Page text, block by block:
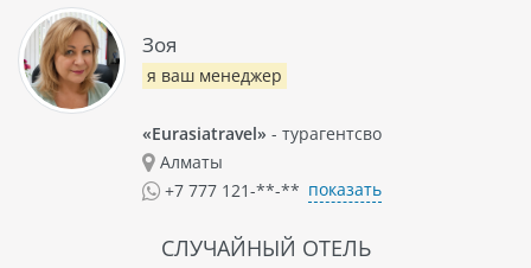
Зоя
я ваш менеджер
«Eurasiatravel» - турагентсво
Алматы
+7 777 121-**-** показать
СЛУЧАЙНЫЙ ОТЕЛЬ